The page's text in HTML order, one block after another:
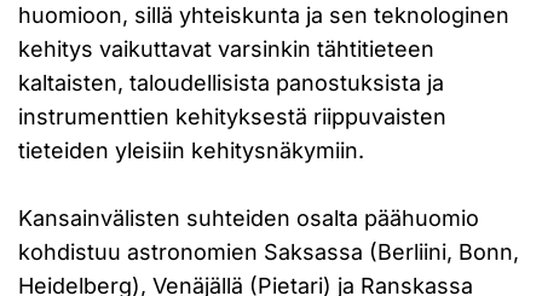
huomioon, sillä yhteiskunta ja sen teknologinen
kehitys vaikuttavat varsinkin tähtitieteen
kaltaisten, taloudellisista panostuksista ja
instrumenttien kehityksestä riippuvaisten
tieteiden yleisiin kehitysnäkymiin.
Kansainvälisten suhteiden osalta päähuomio
kohdistuu astronomien Saksassa (Berliini, Bonn,
Heidelberg), Venäjällä (Pietari) ja Ranskassa